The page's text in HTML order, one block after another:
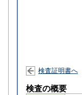
検査証明書へ
検査の概要